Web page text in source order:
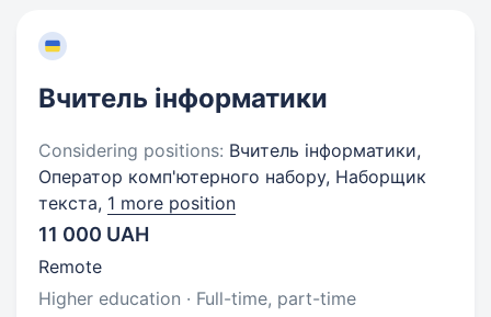
Вчитель інформатики
Considering positions: Вчитель інформатики,
Оператор комп'ютерного набору, Наборщик
текста, 1 more position
11 000 UAH
Remote
Higher education · Full-time, part-time